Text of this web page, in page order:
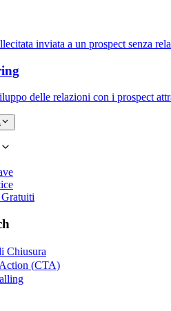
inviata a un prospect senza
delle relazioni con i prospect
Chiusura
(CTA)